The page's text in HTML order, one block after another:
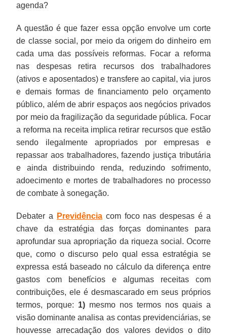
agenda?
A questão é que fazer essa opção envolve um corte
de classe social, por meio da origem do dinheiro em
cada uma das possíveis reformas. Focar a reforma
nas despesas retira recursos dos trabalhadores
(ativos e aposentados) e transfere ao capital, via juros
e demais formas de financiamento pelo orçamento
público, além de abrir espaços aos negócios privados
por meio da fragilização da seguridade pública. Focar
a reforma na receita implica retirar recursos que estão
sendo ilegalmente apropriados por empresas e
repassar aos trabalhadores, fazendo justiça tributária
e ainda distribuindo renda, reduzindo sofrimento,
adoecimento e mortes de trabalhadores no processo
de combate à sonegação.
Debater a Previdênciacom foco nas despesas é a
chave da estratégia das forças dominantes para
aprofundar sua apropriação da riqueza social. Ocorre
que, como o discurso pelo qual essa estratégia se
expressa está baseado no cálculo da diferença entre
gastos com benefícios e algumas receitas com
contribuições, ele é desmascarado em seus próprios
termos, porque: 1) mesmo nos termos nos quais a
visão dominante analisa as contas previdenciárias, se
houvesse arrecadação dos valores devidos o dito